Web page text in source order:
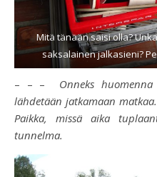
Mitä tänään saisi olla?
saksalainen jalkasieni?
– – – Onneks
lähdetään jatkamaan
Paikka, missä aika
tunnelma.